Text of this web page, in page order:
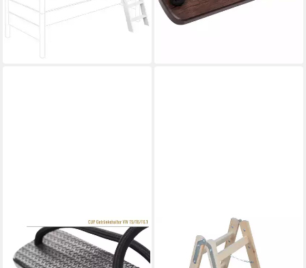
164,99 €
39,90 €
lieferbar - in 3-4 Werktagen bei dir
BLACK FOREST FOX
Einhängetritt HOLZI GRIP
Trittleiter Aufstelldach VW
Doppelleiter Leiter
Doppelstufenleiter Stehleiter